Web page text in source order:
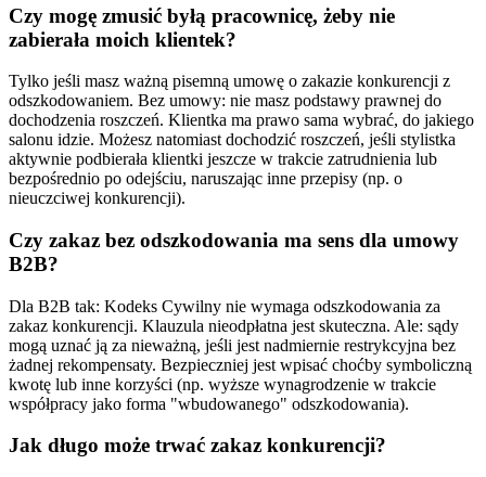
Czy mogę zmusić byłą pracownicę, żeby nie
zabierała moich klientek?
Tylko jeśli masz ważną pisemną umowę o zakazie konkurencji z
odszkodowaniem. Bez umowy: nie masz podstawy prawnej do
dochodzenia roszczeń. Klientka ma prawo sama wybrać, do jakiego
salonu idzie. Możesz natomiast dochodzić roszczeń, jeśli stylistka
aktywnie podbierała klientki jeszcze w trakcie zatrudnienia lub
bezpośrednio po odejściu, naruszając inne przepisy (np. o
nieuczciwej konkurencji).
Czy zakaz bez odszkodowania ma sens dla umowy
B2B?
Dla B2B tak: Kodeks Cywilny nie wymaga odszkodowania za
zakaz konkurencji. Klauzula nieodpłatna jest skuteczna. Ale: sądy
mogą uznać ją za nieważną, jeśli jest nadmiernie restrykcyjna bez
żadnej rekompensaty. Bezpieczniej jest wpisać choćby symboliczną
kwotę lub inne korzyści (np. wyższe wynagrodzenie w trakcie
współpracy jako forma "wbudowanego" odszkodowania).
Jak długo może trwać zakaz konkurencji?